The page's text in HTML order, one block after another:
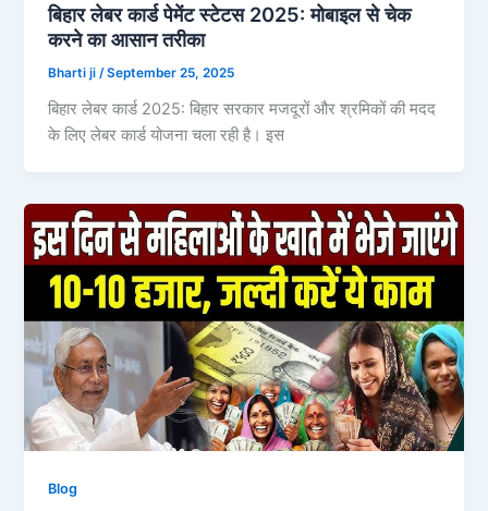
बिहार लेबर कार्ड पेमेंट स्टेटस 2025: मोबाइल से चेक
करने का आसान तरीका
Bharti ji/September 25, 2025
बिहार लेबर कार्ड 2025: बिहार सरकार मजदूरों और श्रमिकों की मदद
के लिए लेबर कार्ड योजना चला रही है। इस
Blog